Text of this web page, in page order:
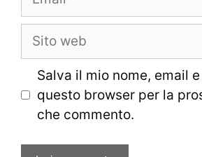
Sito
Salva il mio nome, email
questo browser per la
che commento.